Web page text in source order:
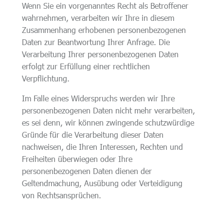
Wenn Sie ein vorgenanntes Recht als Betroffener
wahrnehmen, verarbeiten wir Ihre in diesem
Zusammenhang erhobenen personenbezogenen
Daten zur Beantwortung Ihrer Anfrage. Die
Verarbeitung Ihrer personenbezogenen Daten
erfolgt zur Erfüllung einer rechtlichen
Verpflichtung.
Im Falle eines Widerspruchs werden wir Ihre
personenbezogenen Daten nicht mehr verarbeiten,
es sei denn, wir können zwingende schutzwürdige
Gründe für die Verarbeitung dieser Daten
nachweisen, die Ihren Interessen, Rechten und
Freiheiten überwiegen oder Ihre
personenbezogenen Daten dienen der
Geltendmachung, Ausübung oder Verteidigung
von Rechtsansprüchen.